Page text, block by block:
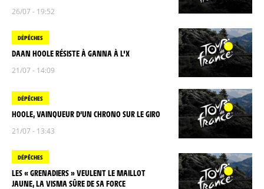
26/07 - 19:52
DÉPÊCHES
DAAN HOOLE RÉSISTE À GANNA À L'X
21/07 - 14:09
DÉPÊCHES
HOOLE, VAINQUEUR D’UN CHRONO SUR LE GIRO
21/07 - 13:43
DÉPÊCHES
LES « GRENADIERS » VEULENT LE MAILLOT
JAUNE, LA VISMA SÛRE DE SA FORCE